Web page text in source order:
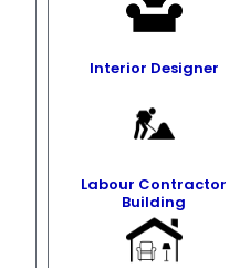
Interior Designer
Labour Contractor
Building